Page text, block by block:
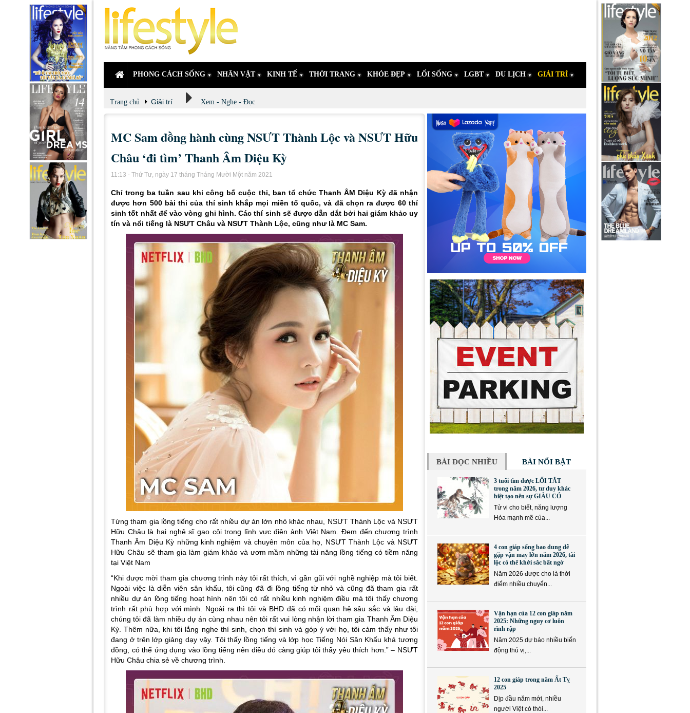
PHONG CÁCH SỐNG NHÂN VẬT KINH TẾ THỜI TRANG KHỎE ĐẸP LỐI SỐNG LGBT DU LỊCH GIẢI TRÍ
Trang chủ Giải trí Xem - Nghe - Đọc
MC Sam đồng hành cùng NSƯT Thành Lộc và NSƯT Hữu
Châu ‘đi tìm’ Thanh Âm Diệu Kỳ
11:13 - Thứ Tư, ngày 17 tháng Tháng Mười Một năm 2021
Chỉ trong ba tuần sau khi công bố cuộc thi, ban tổ chức Thanh ÂM Diệu Kỳ đã nhận
được hơn 500 bài thi của thí sinh khắp mọi miền tổ quốc, và đã chọn ra được 60 thí
sinh tốt nhất để vào vòng ghi hình. Các thí sinh sẽ được dẫn dắt bởi hai giám khảo uy
tín và nổi tiếng là NSƯT Châu và NSƯT Thành Lộc, cũng như là MC Sam.
Từng tham gia lồng tiếng cho rất nhiều dự án lớn nhỏ khác nhau, NSƯT Thành Lộc và NSƯT
Hữu Châu là hai nghệ sĩ gạo cội trong lĩnh vực điện ảnh Việt Nam. Đem đến chương trình
Thanh Âm Diệu Kỳ những kinh nghiệm và chuyên môn của họ, NSƯT Thành Lộc và NSƯT
Hữu Châu sẽ tham gia làm giám khảo và ươm mầm những tài năng lồng tiếng có tiềm năng
tại Việt Nam
“Khi được mời tham gia chương trình này tôi rất thích, vì gần gũi với nghề nghiệp mà tôi biết.
Ngoài việc là diễn viên sân khấu, tôi cũng đã đi lồng tiếng từ nhỏ và cũng đã tham gia rất
nhiều dự án lồng tiếng hoạt hình nên tôi có rất nhiều kinh nghiệm điều mà tôi thấy chương
trình rất phù hợp với mình. Ngoài ra thì tôi và BHD đã có mối quan hệ sâu sắc và lâu dài,
chúng tôi đã làm nhiều dự án cùng nhau nên tôi rất vui lòng nhận lời tham gia Thanh Âm Diệu
Kỳ. Thêm nữa, khi tôi lắng nghe thí sinh, chọn thí sinh và góp ý với họ, tôi cảm thấy như tôi
đang ở trên lớp giảng dạy vậy. Tôi thấy lồng tiếng và lớp học Tiếng Nói Sân Khấu khá tương
đồng, có thể ứng dụng vào lồng tiếng nên điều đó càng giúp tôi thấy yêu thích hơn.” – NSƯT
Hữu Châu chia sẻ về chương trình.
BÀI ĐỌC NHIỀU BÀI NỔI BẬT
3 tuổi tìm được LỐI TẮT
trong năm 2026, tư duy khác
biệt tạo nên sự GIÀU CÓ
Tử vi cho biết, năng lượng
Hỏa mạnh mẽ của...
4 con giáp sống bao dung dễ
gặp vận may lớn năm 2026, tài
lộc có thể khởi sắc bất ngờ
Năm 2026 được cho là thời
điểm nhiều chuyển...
Vận hạn của 12 con giáp năm
2025: Những nguy cơ luôn
rình rập
Năm 2025 dự báo nhiều biến
động thú vị,...
12 con giáp trong năm Ất Tỵ
2025
Dịp đầu năm mới, nhiều
người Việt có thói...